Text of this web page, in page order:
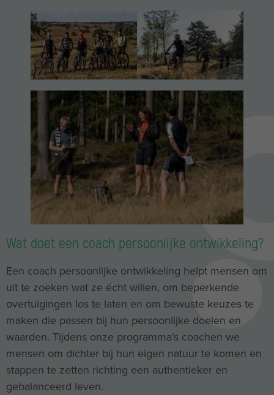
Wat doet een coach persoonlijke ontwikkeling?
Een coach persoonlijke ontwikkeling helpt mensen om
uit te zoeken wat ze écht willen, om beperkende
overtuigingen los te laten en om bewuste keuzes te
maken die passen bij hun persoonlijke doelen en
waarden. Tijdens onze programma’s coachen we
mensen om dichter bij hun eigen natuur te komen en
stappen te zetten richting een authentieker en
gebalanceerd leven.